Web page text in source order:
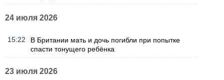
24 июля 2026
15:22
В Британии мать и дочь погибли при попытке
спасти тонущего ребёнка
23 июля 2026